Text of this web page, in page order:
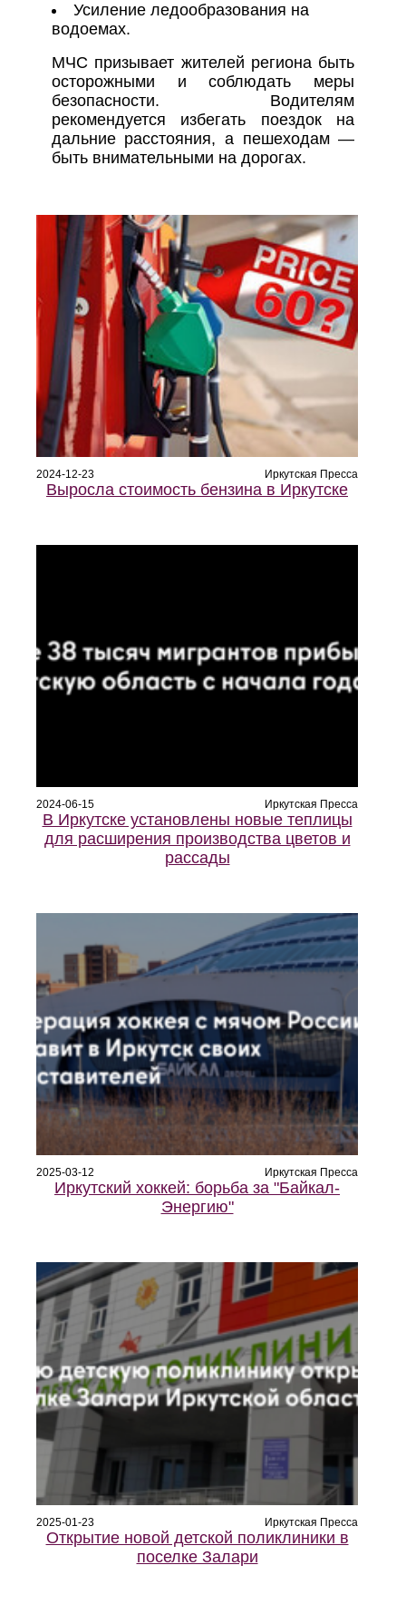
Усиление ледообразования на
водоемах.
МЧС призывает жителей региона быть
осторожными и соблюдать меры
безопасности. Водителям
рекомендуется избегать поездок на
дальние расстояния, а пешеходам —
быть внимательными на дорогах.
2024-12-23 Иркутская Пресса
Выросла стоимость бензина в Иркутске
2024-06-15 Иркутская Пресса
В Иркутске установлены новые теплицы
для расширения производства цветов и
рассады
2025-03-12 Иркутская Пресса
Иркутский хоккей: борьба за "Байкал-
Энергию"
2025-01-23 Иркутская Пресса
Открытие новой детской поликлиники в
поселке Залари